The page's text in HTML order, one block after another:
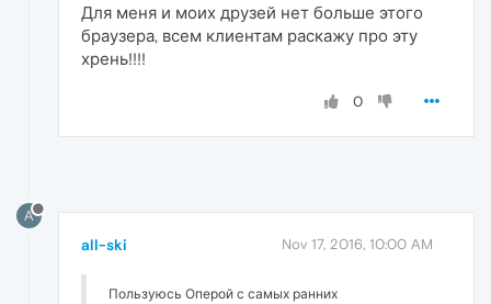
Для меня и моих друзей нет больше этого
браузера, всем клиентам раскажу про эту
хрень!!!!
0
A
all-ski Nov 17, 2016, 10:00 AM
Пользуюсь Оперой с самых ранних